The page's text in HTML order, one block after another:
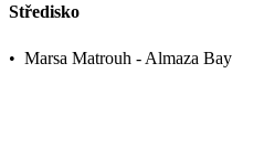
Středisko
• Marsa Matrouh - Almaza Bay